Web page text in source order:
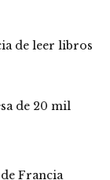
de leer libros
de 20 mil
Francia